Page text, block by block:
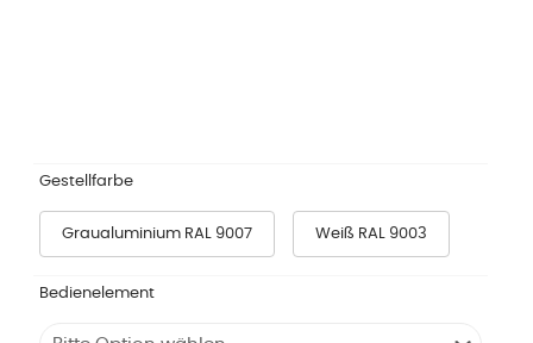
Gestellfarbe
Graualuminium RAL 9007 Weiß RAL 9003
Bedienelement